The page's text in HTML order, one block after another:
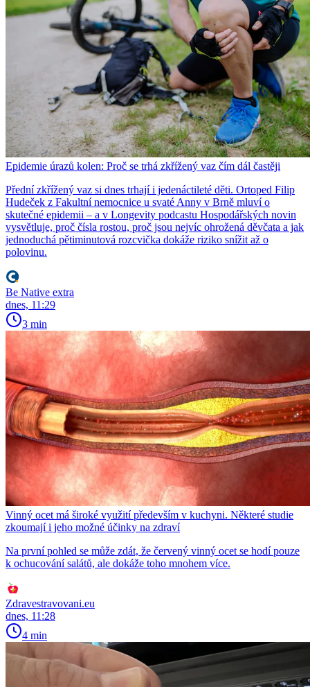
Epidemie úrazů kolen: Proč se trhá zkřížený vaz čím dál častěji
Přední zkřížený vaz si dnes trhají i jedenáctileté děti. Ortoped Filip
Hudeček z Fakultní nemocnice u svaté Anny v Brně mluví o
skutečné epidemii – a v Longevity podcastu Hospodářských novin
vysvětluje, proč čísla rostou, proč jsou nejvíc ohrožená děvčata a jak
jednoduchá pětiminutová rozcvička dokáže riziko snížit až o
polovinu.
Be Native extra
dnes, 11:29
3 min
Vinný ocet má široké využití především v kuchyni. Některé studie
zkoumají i jeho možné účinky na zdraví
Na první pohled se může zdát, že červený vinný ocet se hodí pouze
k ochucování salátů, ale dokáže toho mnohem více.
Zdravestravovani.eu
dnes, 11:28
4 min